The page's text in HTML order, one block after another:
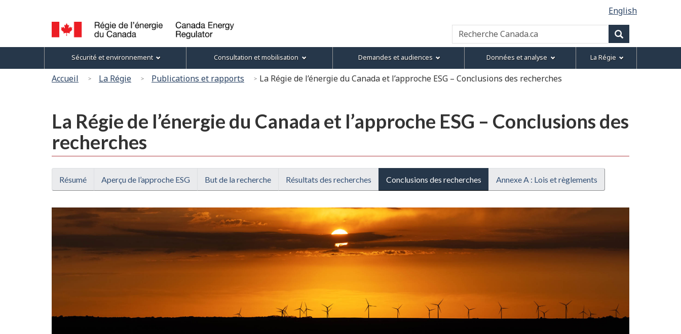
principal
propos
ce
site »
la
langue
English
Canada
Energy
Regulator
/
l’énergie
du
Canada
Recherche
Canada.ca
Recherche
Menu
des
sujets
Sécurité et environnement Consultation et mobilisation Demandes et audiences Données et analyse La Régie
Accueil La Régie Publications et rapports La Régie de l’énergie du Canada et l’approche ESG – Conclusions des recherches
La Régie de l’énergie du Canada et l’approche ESG – Conclusions des
recherches
Résumé Aperçu de l’approche ESG But de la recherche Résultats des recherches Conclusions des recherches Annexe A : Lois et règlements